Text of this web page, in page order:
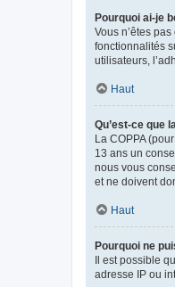
Pourquoi ai-je
Vous n’êtes
fonctionnalités
utilisateurs,
Haut
Qu’est-ce que
La COPPA
13 ans un
nous vous
et ne doivent
Haut
Pourquoi ne
Il est possible
adresse IP ou